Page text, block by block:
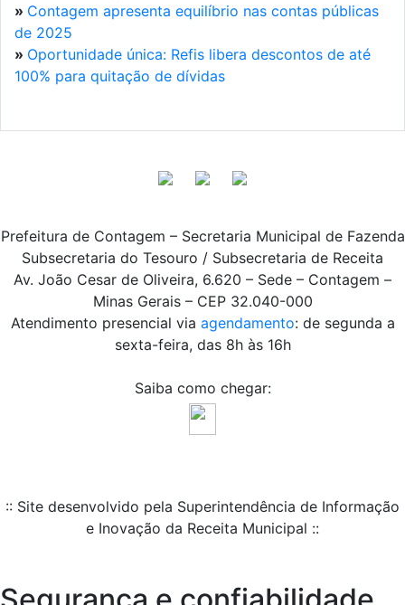
» Contagem apresenta equilíbrio nas contas públicas
de 2025
» Oportunidade única: Refis libera descontos de até
100% para quitação de dívidas
Prefeitura de Contagem – Secretaria Municipal de Fazenda
Subsecretaria do Tesouro / Subsecretaria de Receita
Av. João Cesar de Oliveira, 6.620 – Sede – Contagem –
Minas Gerais – CEP 32.040-000
Atendimento presencial via agendamento: de segunda a
sexta-feira, das 8h às 16h
Saiba como chegar:
:: Site desenvolvido pela Superintendência de Informação
e Inovação da Receita Municipal ::